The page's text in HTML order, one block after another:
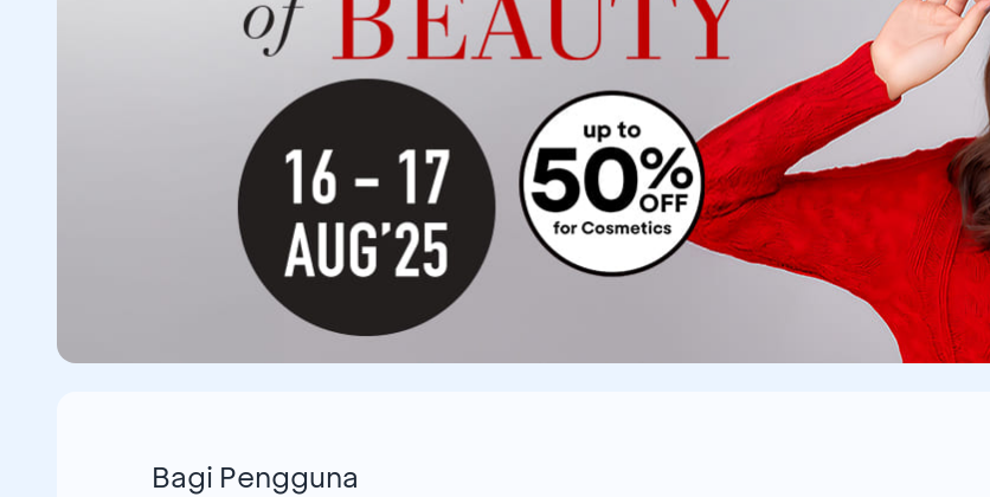
Bagi Pengguna